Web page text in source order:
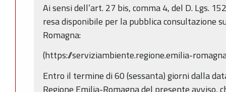
Ai sensi dell’art. 27 bis, comma 4, del D. Lgs.
resa disponibile per la pubblica consultazione
Romagna:
(https://serviziambiente.regione.emilia-
Entro il termine di 60 (sessanta) giorni dalla
Regione Emilia-Romagna del presente avviso,